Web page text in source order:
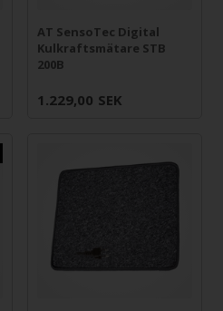
AT SensoTec Digital
Kulkraftsmätare STB
200B
1.229,00 SEK